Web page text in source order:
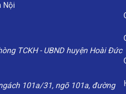
Nội
TCKH - UBND huyện Hoài Đức
101a/31, ngõ 101a, đường